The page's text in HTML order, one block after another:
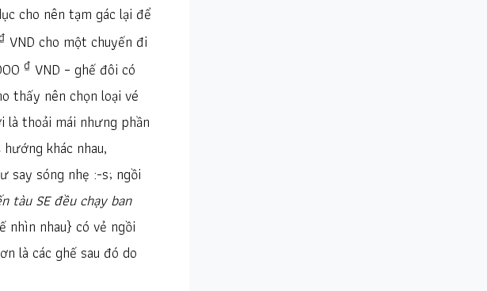
cho nên tạm gác lại để
VND cho một chuyến đi
₫ VND – ghế đôi có
thấy nên chọn loại vé
thoải mái nhưng phần
khác nhau,
say sóng nhẹ :-s; ngồi
tàu SE đều chạy ban
nhìn nhau} có vẻ ngồi
là các ghế sau đó do